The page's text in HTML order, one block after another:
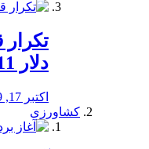
دلار 11 400
اکتبر 17, 2019
کشاورزی